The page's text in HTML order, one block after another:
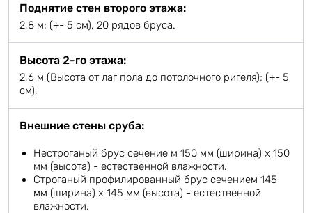
Поднятие стен второго этажа:
2,8 м; (+- 5 см), 20 рядов бруса.
Высота 2-го этажа:
2,6 м (Высота от лаг пола до потолочного ригеля); (+- 5
см),
Внешние стены сруба:
Нестроганый брус сечение м 150 мм (ширина) х 150
мм (высота) - естественной влажности.
Строганый профилированный брус сечением 145
мм (ширина) х 145 мм (высота) - естественной
влажности.